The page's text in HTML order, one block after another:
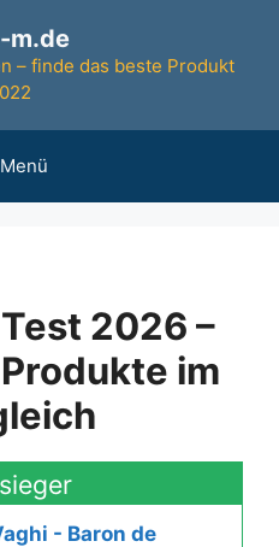
m.de
– finde das beste Produkt
Menü
2026 –
im
- Baron de